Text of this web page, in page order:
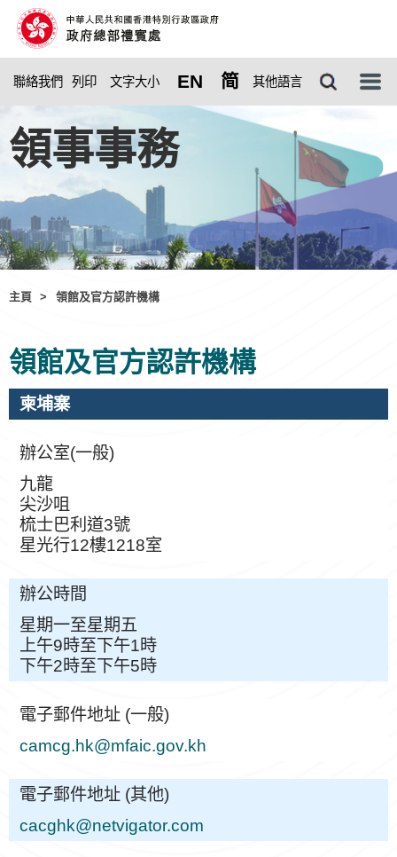
聯絡我們 列印 文字大小 EN 简 其他語言
選
領事事務
主頁 > 領館及官方認許機構
領館及官方認許機構
柬埔寨
辦公室(一般)
九龍
尖沙咀
梳士巴利道3號
星光行12樓1218室
辦公時間
星期一至星期五
上午9時至下午1時
下午2時至下午5時
電子郵件地址 (一般)
camcg.hk@mfaic.gov.kh
電子郵件地址 (其他)
cacghk@netvigator.com